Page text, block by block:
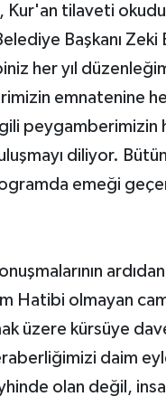
Kur'an tilaveti
Başkanı
her yıl
emnatenine
peygamberimizin
diliyor.
emeği
Hatibi olmayan
üzere kürsüye
daim
olan değil,